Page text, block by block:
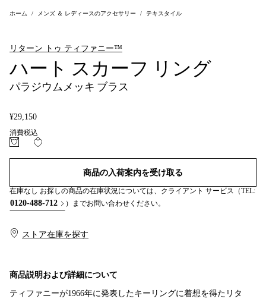
ホーム メンズ ＆ レディースのアクセサリー テキスタイル
リターン トゥ ティファニー™
ハート スカーフ リング
パラジウムメッキ ブラス
¥29,150
消費税込
商品の入荷案内を受け取る
在庫なし お探しの商品の在庫状況については、クライアント サービス（TEL:
0120-488-712 ）までお問い合わせください。
ストア在庫を探す​​
商品説明および詳細について
ティファニーが1966年に発表したキーリングに着想を得たリタ